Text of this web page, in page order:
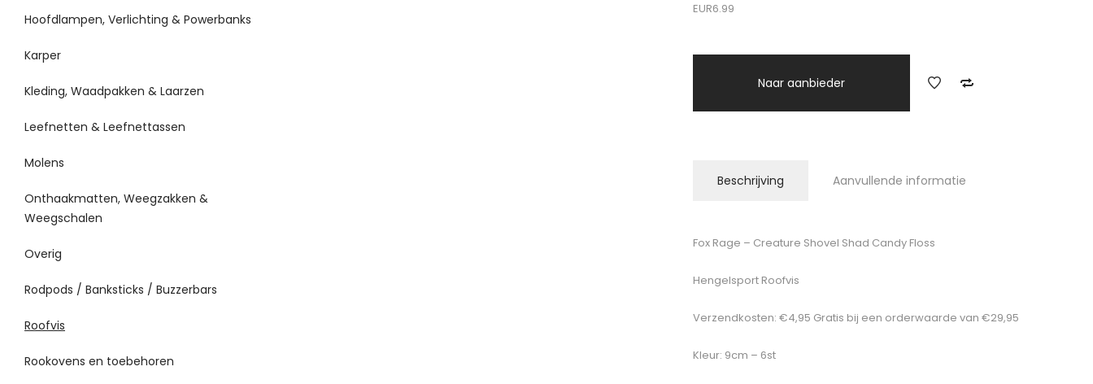
EUR6.99
Naar aanbieder
Beschrijving Aanvullende informatie
Fox Rage – Creature Shovel Shad Candy Floss
Hengelsport Roofvis
Verzendkosten: €4,95 Gratis bij een orderwaarde van €29,95
Kleur: 9cm – 6st
Hoofdlampen, Verlichting & Powerbanks
Karper
Kleding, Waadpakken & Laarzen
Leefnetten & Leefnettassen
Molens
Onthaakmatten, Weegzakken &
Weegschalen
Overig
Rodpods / Banksticks / Buzzerbars
Roofvis
Rookovens en toebehoren